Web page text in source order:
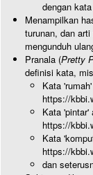
dengan
Menampilkan
turunan, dan
mengunduh
Pranala (Pretty
definisi kata,
Kata
https://
Kata 'pintar'
https://
Kata
https://
dan